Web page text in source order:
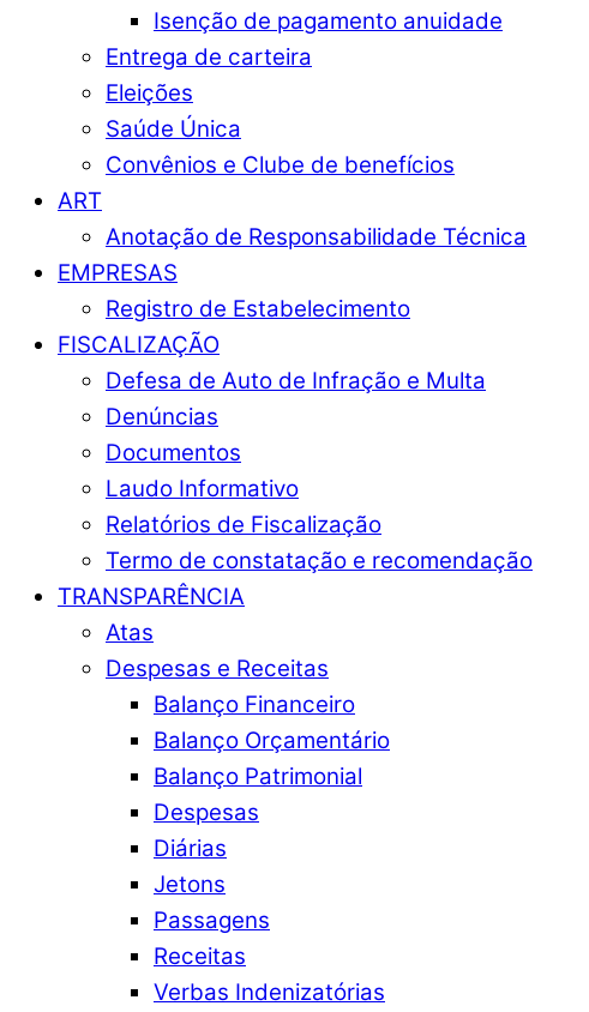
Isenção de pagamento anuidade
Entrega de carteira
Eleições
Saúde Única
Convênios e Clube de benefícios
ART
Anotação de Responsabilidade Técnica
EMPRESAS
Registro de Estabelecimento
FISCALIZAÇÃO
Defesa de Auto de Infração e Multa
Denúncias
Documentos
Laudo Informativo
Relatórios de Fiscalização
Termo de constatação e recomendação
TRANSPARÊNCIA
Atas
Despesas e Receitas
Balanço Financeiro
Balanço Orçamentário
Balanço Patrimonial
Despesas
Diárias
Jetons
Passagens
Receitas
Verbas Indenizatórias